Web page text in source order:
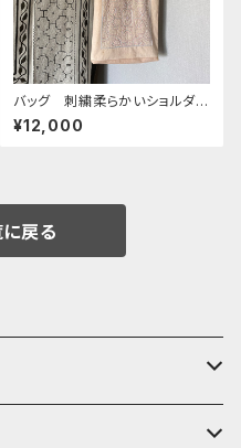
バッグ 刺繍柔らかいショルダ
ー シャーベットぴんく シピボ
族の泥染め
¥12,000
戻る
ー